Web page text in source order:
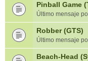
Pinball Game
Último mensaje
Robber (GTS)
Último mensaje
Beach-Head